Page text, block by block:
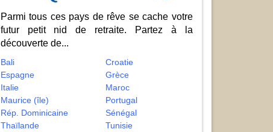
Parmi tous ces pays de rêve se cache votre
futur petit nid de retraite. Partez à la
découverte de...
Bali
Espagne
Italie
Maurice (île)
Rép. Dominicaine
Thaïlande
Croatie
Grèce
Maroc
Portugal
Sénégal
Tunisie